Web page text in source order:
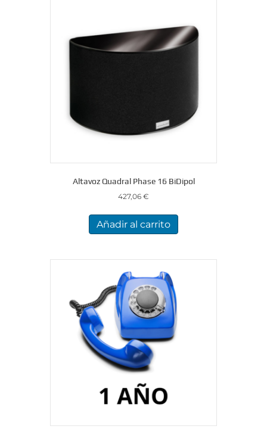
Altavoz Quadral Phase 16 BiDipol
427,06 €
Añadir al carrito